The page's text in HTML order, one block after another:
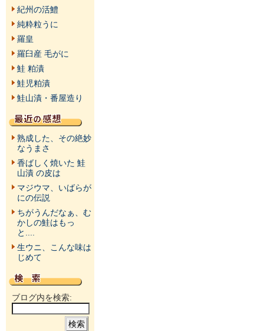
紀州の活鱧
純粋粒うに
羅皇
羅臼産 毛がに
鮭 粕漬
鮭児粕漬
鮭山漬・番屋造り
熟成した、その絶妙
なうまさ
香ばしく焼いた 鮭
山漬 の皮は
マジウマ、いばらが
にの伝説
ちがうんだなぁ、む
かしの鮭はもっ
と....
生ウニ、こんな味は
じめて
ブログ内を検索: